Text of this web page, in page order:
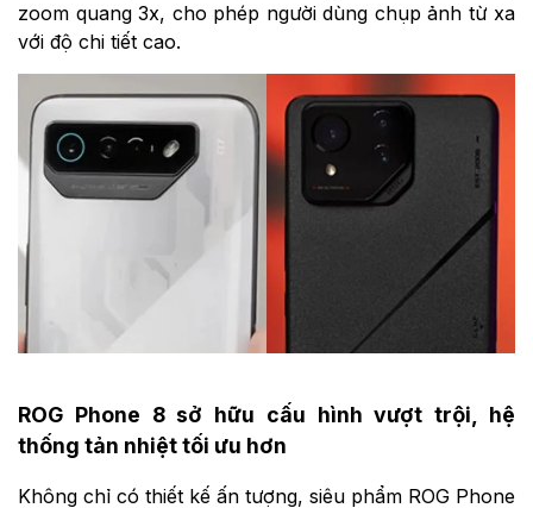
zoom quang 3x, cho phép người dùng chụp ảnh từ xa
với độ chi tiết cao.
ROG Phone 8 sở hữu cấu hình vượt trội, hệ
thống tản nhiệt tối ưu hơn
Không chỉ có thiết kế ấn tượng, siêu phẩm ROG Phone